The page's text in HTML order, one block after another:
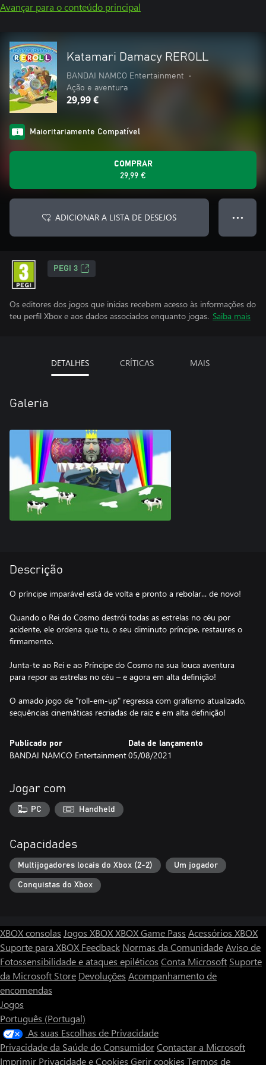
Avançar para o conteúdo principal
Katamari Damacy REROLL
BANDAI NAMCO Entertainment
•
Ação e aventura
29,99 €
Maioritariamente Compatível
COMPRAR
29,99 €
ADICIONAR A LISTA DE DESEJOS ● ● ●
PEGI 3
Os editores dos jogos que inicias recebem acesso às informações do
teu perfil Xbox e aos dados associados enquanto jogas. Saiba mais
DETALHES CRÍTICAS MAIS
Galeria
Descrição
O príncipe imparável está de volta e pronto a rebolar... de novo!
Quando o Rei do Cosmo destrói todas as estrelas no céu por
acidente, ele ordena que tu, o seu diminuto príncipe, restaures o
firmamento.
Junta-te ao Rei e ao Príncipe do Cosmo na sua louca aventura
para repor as estrelas no céu – e agora em alta definição!
O amado jogo de "roll-em-up" regressa com grafismo atualizado,
sequências cinemáticas recriadas de raiz e em alta definição!
Publicado por
BANDAI NAMCO Entertainment
Data de lançamento
05/08/2021
Jogar com
PC Handheld
Capacidades
Multijogadores locais do Xbox (2-2) Um jogador
Conquistas do Xbox
XBOX consolas Jogos XBOXXBOX Game Pass Acessórios XBOX
Suporte para XBOX Feedback Normas da ComunidadeAviso de
Fotossensibilidade e ataques epiléticos Conta Microsoft Suporte
da Microsoft Store Devoluções Acompanhamento de
encomendas
Jogos
Português (Portugal)
As suas Escolhas de Privacidade
Privacidade da Saúde do ConsumidorContactar a Microsoft
Imprimir Privacidade e Cookies Gerir cookies Termos de